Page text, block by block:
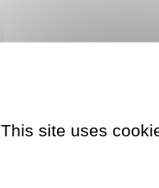
This site uses